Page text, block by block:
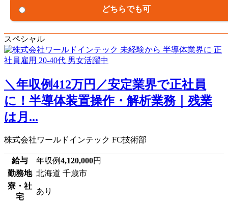
どちらでも可
スペシャル
＼年収例412万円／安定業界で正社員
に！半導体装置操作・解析業務｜残業
は月...
株式会社ワールドインテック FC技術部
給与 年収例4,120,000円
勤務地 北海道 千歳市
寮・社
宅
あり